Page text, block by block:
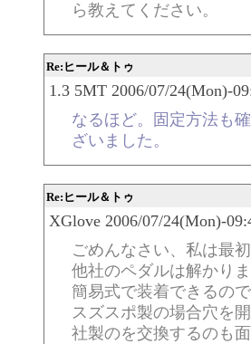
ら教えてください。
Re:ヒール＆トゥ
1.3 5MT 2006/07/24(Mon)-
なるほど。固定方法も
ざいました。
Re:ヒール＆トゥ
XGlove 2006/07/24(Mon)-
ごめんなさい、私は最
他社のペダルは解かり
簡易式で装着できるの
スズスポ製の場合穴を
社製のを交換するのも